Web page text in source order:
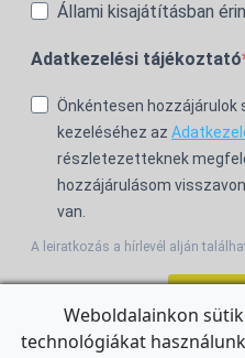
Állami kisajátításban
Adatkezelési tájékoztató
Önkéntesen hozzájárulok
kezeléséhez az
részletezetteknek
hozzájárulásom
van.
A leiratkozás a hírlevél alján
Weboldalainkon
technológiákat